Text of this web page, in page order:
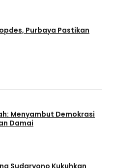
Purbaya Pastikan
Menyambut Demokrasi
Damai
Sudaryono Kukuhkan